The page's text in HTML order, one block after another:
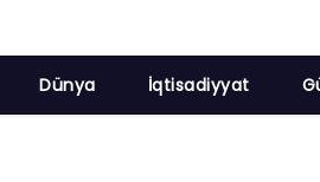
Dünya İqtisadiyyat